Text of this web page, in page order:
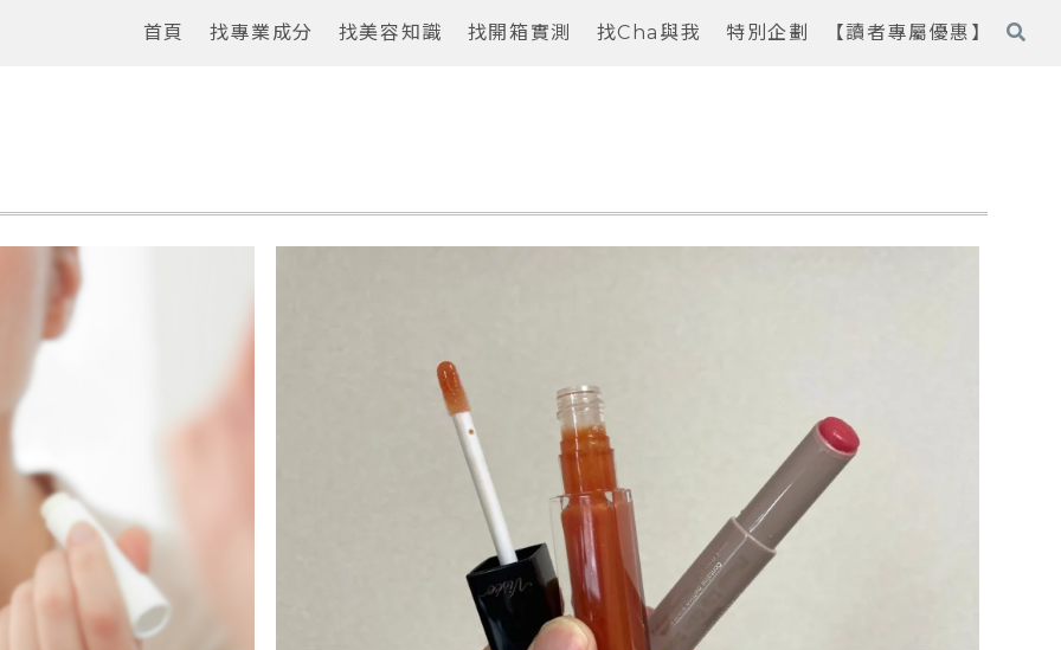
首頁 找專業成分 找美容知識 找開箱實測 找Cha與我 特別企劃 【讀者專屬優惠】